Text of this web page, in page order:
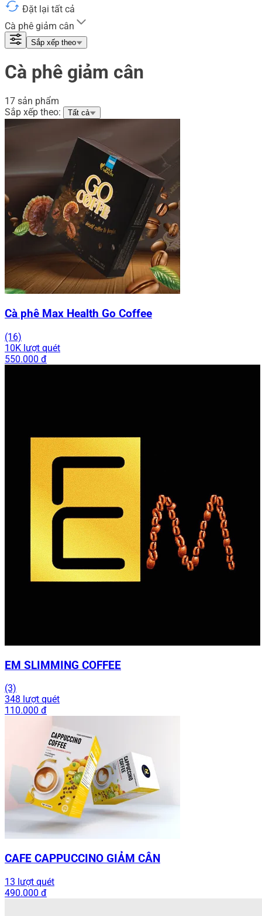
Đặt lại tất cả
Cà phê giảm cân
Sắp xếp theo
Cà phê giảm cân
17 sản phẩm
Sắp xếp theo:
Tất cả
Cà phê Max Health Go Coffee
(16)
10K lượt quét
550.000 đ
EM SLIMMING COFFEE
(3)
348 lượt quét
110.000 đ
CAFE CAPPUCCINO GIẢM CÂN
13 lượt quét
490.000 đ